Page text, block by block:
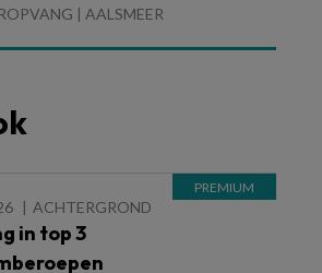
| AALSMEER
ACHTERGROND
in top 3